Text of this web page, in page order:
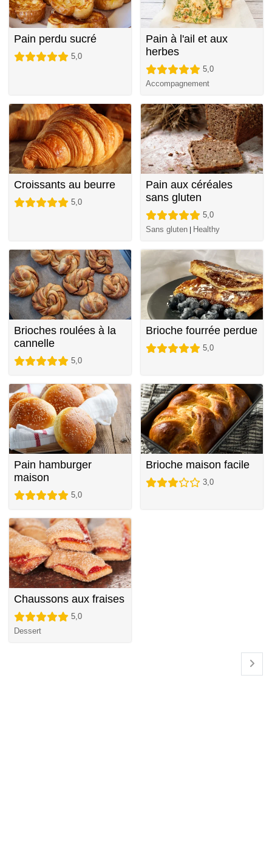
Pain perdu sucré
5,0
Pain à l'ail et aux
herbes
5,0
Accompagnement
Croissants au beurre
5,0
Pain aux céréales
sans gluten
5,0
Sans gluten
Healthy
Brioches roulées à la
cannelle
5,0
Brioche fourrée perdue
5,0
Pain hamburger
maison
5,0
Brioche maison facile
3,0
Chaussons aux fraises
5,0
Dessert